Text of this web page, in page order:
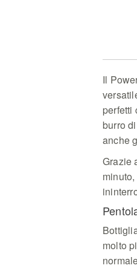
Il
perfetti
burro
anche
Grazie
molto